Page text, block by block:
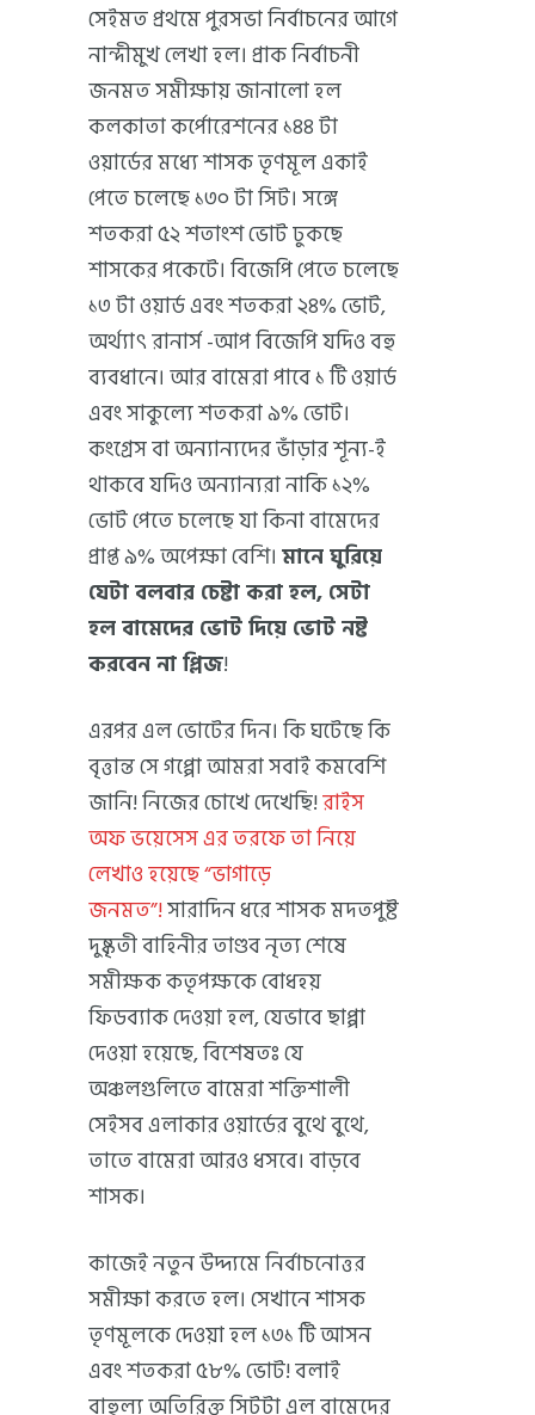
সেইমত প্রথমে পুরসভা নির্বাচনের আগে
নান্দীমুখ লেখা হল। প্রাক নির্বাচনী
জনমত সমীক্ষায় জানালো হল
কলকাতা কর্পোরেশনের ১৪৪ টা
ওয়ার্ডের মধ্যে শাসক তৃণমূল একাই
পেতে চলেছে ১৩০ টা সিট। সঙ্গে
শতকরা ৫২ শতাংশ ভোট ঢুকছে
শাসকের পকেটে। বিজেপি পেতে চলেছে
১৩ টা ওয়ার্ড এবং শতকরা ২৪% ভোট,
অর্থ্যাৎ রানার্স -আপ বিজেপি যদিও বহু
ব্যবধানে। আর বামেরা পাবে ১ টি ওয়ার্ড
এবং সাকুল্যে শতকরা ৯% ভোট।
কংগ্রেস বা অন্যান্যদের ভাঁড়ার শূন্য-ই
থাকবে যদিও অন্যান্যরা নাকি ১২%
ভোট পেতে চলেছে যা কিনা বামেদের
প্রাপ্ত ৯% অপেক্ষা বেশি। মানে ঘুরিয়ে
যেটা বলবার চেষ্টা করা হল, সেটা
হল বামেদের ভোট দিয়ে ভোট নষ্ট
করবেন না প্লিজ!
এরপর এল ভোটের দিন। কি ঘটেছে কি
বৃত্তান্ত সে গপ্পো আমরা সবাই কমবেশি
জানি! নিজের চোখে দেখেছি!রাইস
অফ ভয়েসেস এর তরফে তা নিয়ে
লেখাও হয়েছে “ভাগাড়ে
জনমত”!সারাদিন ধরে শাসক মদতপুষ্ট
দুষ্কৃতী বাহিনীর তাণ্ডব নৃত্য শেষে
সমীক্ষক কতৃপক্ষকে বোধহয়
ফিডব্যাক দেওয়া হল, যেভাবে ছাপ্পা
দেওয়া হয়েছে, বিশেষতঃ যে
অঞ্চলগুলিতে বামেরা শক্তিশালী
সেইসব এলাকার ওয়ার্ডের বুথে বুথে,
তাতে বামেরা আরও ধসবে। বাড়বে
শাসক।
কাজেই নতুন উদ্দ্যমে নির্বাচনোত্তর
সমীক্ষা করতে হল। সেখানে শাসক
তৃণমূলকে দেওয়া হল ১৩১ টি আসন
এবং শতকরা ৫৮% ভোট! বলাই
বাহুল্য অতিরিক্ত সিটটা এল বামেদের